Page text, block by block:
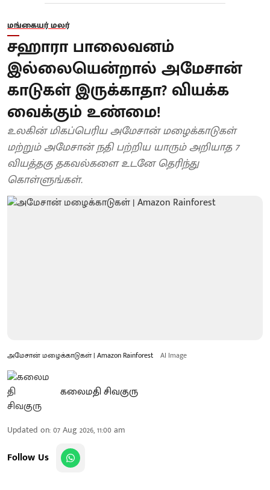
மங்கையர் மலர்
சஹாரா பாலைவனம்
இல்லையென்றால் அமேசான்
காடுகள் இருக்காதா? வியக்க
வைக்கும் உண்மை!
உலகின் மிகப்பெரிய அமேசான் மழைக்காடுகள்
மற்றும் அமேசான் நதி பற்றிய யாரும் அறியாத 7
வியத்தகு தகவல்களை உடனே தெரிந்து
கொள்ளுங்கள்.
அமேசான் மழைக்காடுகள் | Amazon Rainforest AI Image
கலைமதி சிவகுரு
Updated on:07 Aug 2026, 11:00 am
Follow Us